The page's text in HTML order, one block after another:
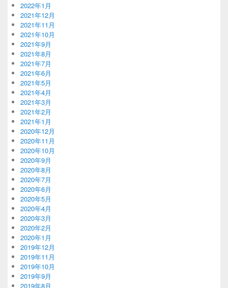
2022年1月
2021年12月
2021年11月
2021年10月
2021年9月
2021年8月
2021年7月
2021年6月
2021年5月
2021年4月
2021年3月
2021年2月
2021年1月
2020年12月
2020年11月
2020年10月
2020年9月
2020年8月
2020年7月
2020年6月
2020年5月
2020年4月
2020年3月
2020年2月
2020年1月
2019年12月
2019年11月
2019年10月
2019年9月
2019年8月